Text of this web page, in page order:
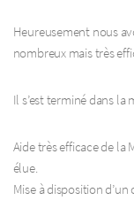
Heureusement nous
nombreux mais très
Il s’est terminé dans la
Aide très efficace de la
élue.
Mise à disposition